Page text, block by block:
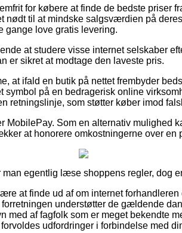
for købere at finde de bedste priser
til at mindske salgsværdien på
gange love gratis levering.
at studere visse internet selskaber
er sikret at modtage den laveste pris.
at ifald en butik på nettet frembyder
symbol på en bedragerisk online
retningslinje, som støtter køber imod
MobilePay. Som en alternativ mulighed
at honorere omkostningerne over en
egentlig læse shoppens regler, dog
at finde ud af om internet
understøtter de gældende
med af fagfolk som er meget bekendte
udfordringer i forbindelse med